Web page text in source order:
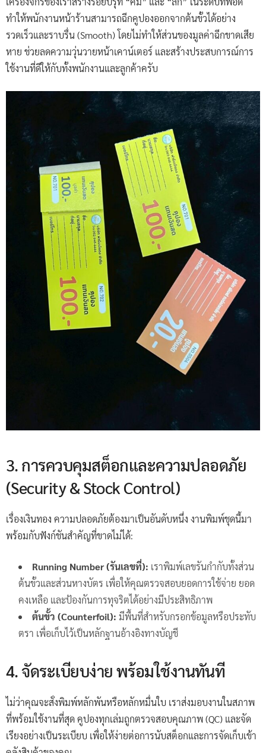
ทำให้พนักงานหน้าร้านสามารถฉีกคูปองออกจากต้นขั้วได้อย่าง
รวดเร็วและราบรื่น (Smooth) โดยไม่ทำให้ส่วนของมูลค่าฉีกขาดเสีย
หาย ช่วยลดความวุ่นวายหน้าเคาน์เตอร์ และสร้างประสบการณ์การ
ใช้งานที่ดีให้กับทั้งพนักงานและลูกค้าครับ
3. การควบคุมสต็อกและความปลอดภัย
(Security & Stock Control)
เรื่องเงินทอง ความปลอดภัยต้องมาเป็นอันดับหนึ่ง งานพิมพ์ชุดนี้มา
พร้อมกับฟังก์ชันสำคัญที่ขาดไม่ได้:
Running Number (รันเลขที่): เราพิมพ์เลขรันกำกับทั้งส่วน
ต้นขั้วและส่วนหางบัตร เพื่อให้คุณตรวจสอบยอดการใช้จ่าย ยอด
คงเหลือ และป้องกันการทุจริตได้อย่างมีประสิทธิภาพ
ต้นขั้ว (Counterfoil): มีพื้นที่สำหรับกรอกข้อมูลหรือประทับ
ตรา เพื่อเก็บไว้เป็นหลักฐานอ้างอิงทางบัญชี
4. จัดระเบียบง่าย พร้อมใช้งานทันที
ไม่ว่าคุณจะสั่งพิมพ์หลักพันหรือหลักหมื่นใบ เราส่งมอบงานในสภาพ
ที่พร้อมใช้งานที่สุด คูปองทุกเล่มถูกตรวจสอบคุณภาพ (QC) และจัด
เรียงอย่างเป็นระเบียบ เพื่อให้ง่ายต่อการนับสต็อกและการจัดเก็บเข้า